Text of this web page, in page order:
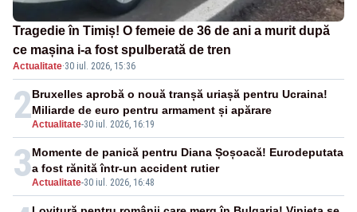
Tragedie în Timiș! O femeie de 36 de ani a murit după
ce mașina i-a fost spulberată de tren
Actualitate·30 iul. 2026, 15:36
2Actualitate-30 iul. 2026, 16:19
Bruxelles aprobă o nouă tranșă uriașă pentru Ucraina!
Miliarde de euro pentru armament și apărare
3Actualitate-30 iul. 2026, 16:48
Momente de panică pentru Diana Șoșoacă! Eurodeputata
a fost rănită într-un accident rutier